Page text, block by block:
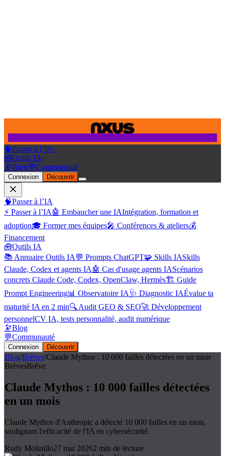
🧠Passer à l’IA›
🧰Outils IA›
🔭Blog💬Communauté
Connexion Découvrir
🧠Passer à l’IA
⚡ Passer à l’IA 🤖 Embaucher une IAIntégration, formation et
adoption🎓 Former mes équipes🎤 Conférences & ateliers💰
Financement
🧰Outils IA
📚 Annuaire Outils IA 💬 Prompts ChatGPT🧩 Skills IASkills
Claude, Codex et agents IA 🤖 Cas d'usage agents IAScénarios
concrets Claude Code, Codex, OpenClaw, Hermès🏗️ Guide
Prompt Engineering📊 Observatoire IA 🩺 Diagnostic IAÉvalue ta
maturité IA en 2 min🔍 Audit GEO & SEO🚀 Développement
personnelCV IA, tests personnalité, audit numérique
🔭Blog
💬Communauté
Connexion Découvrir
Blog/Brèves/Claude Mythos : 10 000 failles détectées en un mois
BrèvesBrève
Claude Mythos : 10 000 failles détectées
en un mois
Claude Mythos d'Anthropic a détecté 10 000 failles en un mois,
soulignant l'efficacité de l'IA en cybersécurité.
Rudy Molinillo27 mai 20262 min de lecture